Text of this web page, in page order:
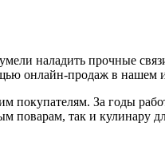
наладить прочные
онлайн-продаж в нашем
покупателям. За годы
поварам, так и кулинару